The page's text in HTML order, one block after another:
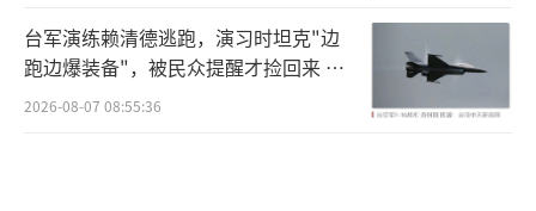
台军演练赖清德逃跑，演习时坦克"边
跑边爆装备"，被民众提醒才捡回来 演
习状况频出引发关注
2026-08-07 08:55:36